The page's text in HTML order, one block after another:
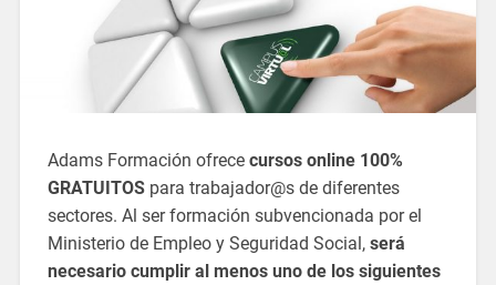
Adams Formación ofrece cursos online 100%
GRATUITOSpara trabajador@s de diferentes
sectores. Al ser formación subvencionada por el
Ministerio de Empleo y Seguridad Social, será
necesario cumplir al menos uno de los siguientes